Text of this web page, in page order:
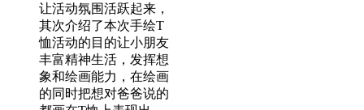
让活动氛围活跃起来，
其次介绍了本次手绘T
恤活动的目的让小朋友
丰富精神生活，发挥想
象和绘画能力，在绘画
的同时把想对爸爸说的